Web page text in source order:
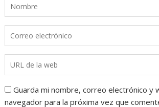
Guarda mi nombre, correo electrónico y
navegador para la próxima vez que